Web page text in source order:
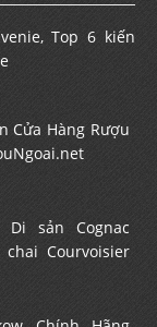
Top 6 kiến
Cửa Hàng Rượu
Di sản Cognac
Courvoisier